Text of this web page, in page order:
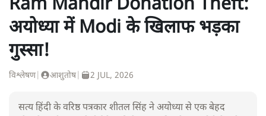
Ram Mandir Donation Theft:
अयोध्या में Modi के खिलाफ भड़का
गुस्सा!
विश्लेषण| आशुतोष| 2 JUL, 2026
सत्य हिंदी के वरिष्ठ पत्रकार शीतल सिंह ने अयोध्या से एक बेहद